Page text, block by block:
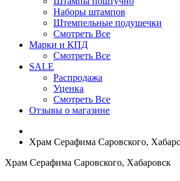
Наборы штампов
Штемпельные подушечки
Смотреть Все
Марки и КПД
Смотреть Все
SALE
Распродажа
Уценка
Смотреть Все
Отзывы о магазине
Храм Серафима Саровского,
Храм Серафима Саровского, Хабаровск